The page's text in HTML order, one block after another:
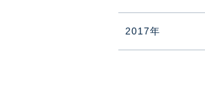
2017年